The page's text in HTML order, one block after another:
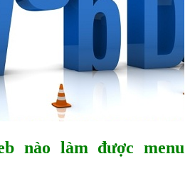
nào làm được menu